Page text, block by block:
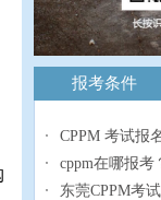
报考条件
CPPM 考试报
cppm在哪报考
东莞CPPM考